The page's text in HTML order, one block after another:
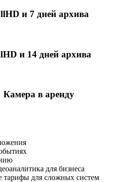
и 7 дней архива
и 14 дней архива
Камера в аренду
для бизнеса
тарифы для сложных систем